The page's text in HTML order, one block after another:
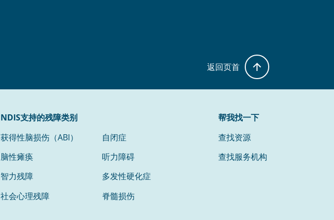
返回页首
NDIS支持的残障类别
获得性脑损伤（ABI）
自闭症
脑性瘫痪
听力障碍
智力残障
多发性硬化症
社会心理残障
脊髓损伤
帮我找一下
查找资源
查找服务机构